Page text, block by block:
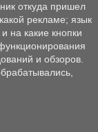
откуда пришел
рекламе; язык
на какие кнопки
и обзоров.